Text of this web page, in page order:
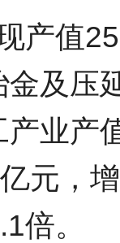
产值
及压
业产
元，
倍。